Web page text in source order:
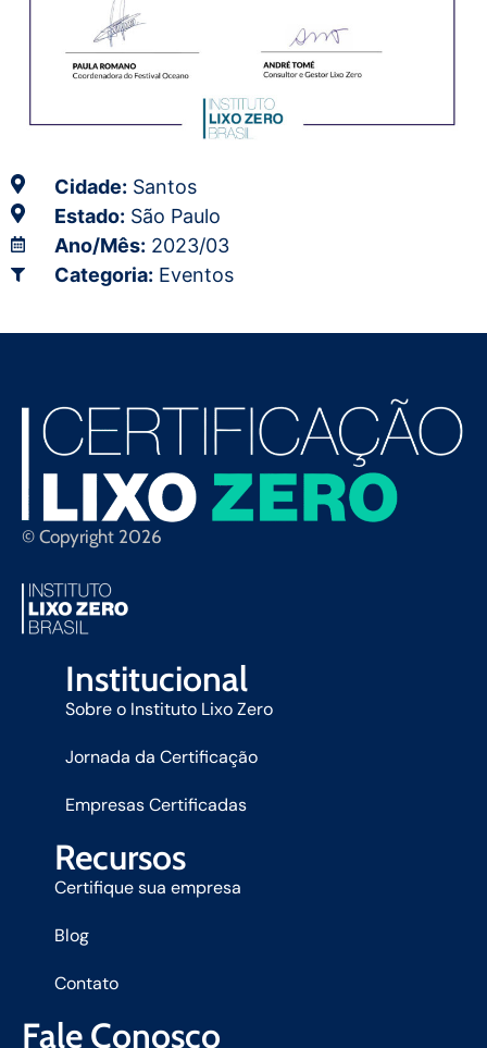
Cidade: Santos
Estado: São Paulo
Ano/Mês: 2023/03
Categoria: Eventos
© Copyright 2026
Institucional
Sobre o Instituto Lixo Zero
Jornada da Certificação
Empresas Certificadas
Recursos
Certifique sua empresa
Blog
Contato
Fale Conosco